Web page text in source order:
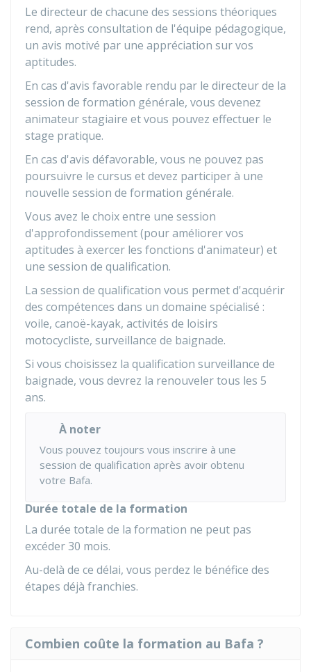
Le directeur de chacune des sessions théoriques
rend, après consultation de l'équipe pédagogique,
un avis motivé par une appréciation sur vos
aptitudes.
En cas d'avis favorable rendu par le directeur de la
session de formation générale, vous devenez
animateur stagiaire et vous pouvez effectuer le
stage pratique.
En cas d'avis défavorable, vous ne pouvez pas
poursuivre le cursus et devez participer à une
nouvelle session de formation générale.
Vous avez le choix entre une session
d'approfondissement (pour améliorer vos
aptitudes à exercer les fonctions d'animateur) et
une session de qualification.
La session de qualification vous permet d'acquérir
des compétences dans un domaine spécialisé :
voile, canoë-kayak, activités de loisirs
motocycliste, surveillance de baignade.
Si vous choisissez la qualification surveillance de
baignade, vous devrez la renouveler tous les 5
ans.
À noter
Vous pouvez toujours vous inscrire à une
session de qualification après avoir obtenu
votre Bafa.
Durée totale de la formation
La durée totale de la formation ne peut pas
excéder 30 mois.
Au-delà de ce délai, vous perdez le bénéfice des
étapes déjà franchies.
Combien coûte la formation au Bafa ?